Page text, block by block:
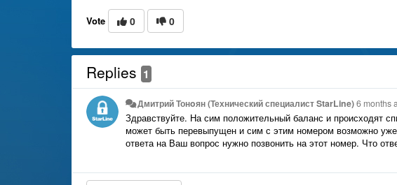
Vote 0 0
Replies 1
Дмитрий Тонoян (Технический специалист StarLine)6 months
Здравствуйте. На сим положительный баланс и происходят
может быть перевыпущен и сим с этим номером возможно
ответа на Ваш вопрос нужно позвонить на этот номер. Что